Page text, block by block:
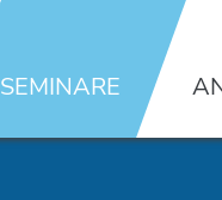
SEMINARE